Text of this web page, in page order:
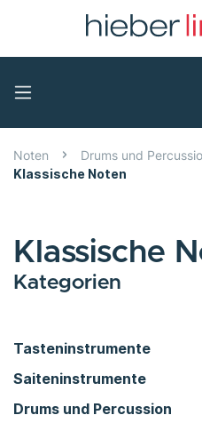
Noten Drums und
Klassische Noten
Klassische
Kategorien
Tasteninstrumente
Saiteninstrumente
Drums und Percussion